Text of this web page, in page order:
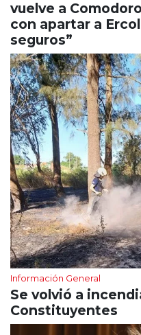
vuelve a
con apartar a
seguros”
Información General
Se volvió a
Constituyentes